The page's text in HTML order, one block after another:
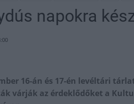
napokra
16-án és 17-én levéltári
várják az érdeklődőket a